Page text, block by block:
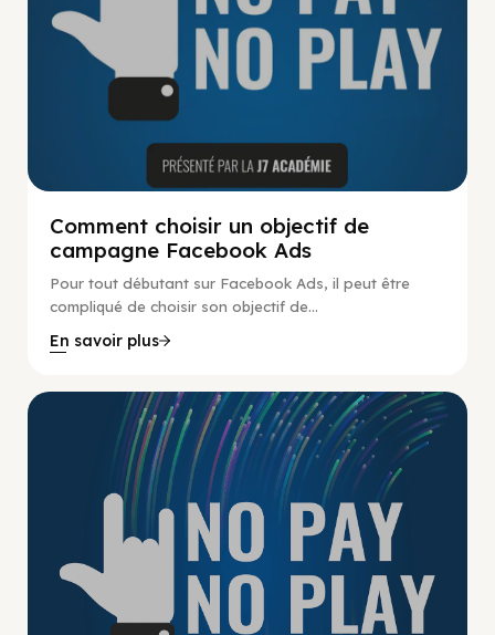
Comment choisir un objectif de
campagne Facebook Ads
Pour tout débutant sur Facebook Ads, il peut être
compliqué de choisir son objectif de...
En savoir plus
No Pay No Play